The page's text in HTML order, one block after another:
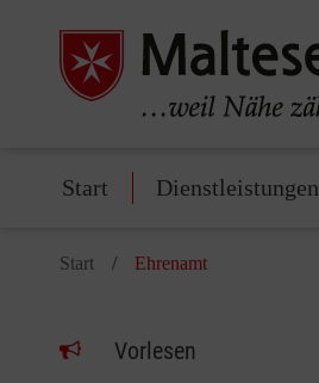
Start Dienstleistungen
Start Ehrenamt
Vorlesen